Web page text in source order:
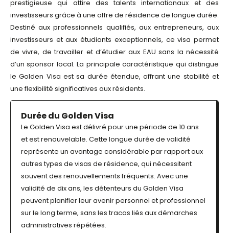
prestigieuse qui attire des talents internationaux et des
investisseurs grâce à une offre de résidence de longue durée.
Destiné aux professionnels qualifiés, aux entrepreneurs, aux
investisseurs et aux étudiants exceptionnels, ce visa permet
de vivre, de travailler et d’étudier aux EAU sans la nécessité
d’un sponsor local. La principale caractéristique qui distingue
le Golden Visa est sa durée étendue, offrant une stabilité et
une flexibilité significatives aux résidents.
Durée du Golden Visa
Le Golden Visa est délivré pour une période de 10 ans
et est renouvelable. Cette longue durée de validité
représente un avantage considérable par rapport aux
autres types de visas de résidence, qui nécessitent
souvent des renouvellements fréquents. Avec une
validité de dix ans, les détenteurs du Golden Visa
peuvent planifier leur avenir personnel et professionnel
sur le long terme, sans les tracas liés aux démarches
administratives répétées.